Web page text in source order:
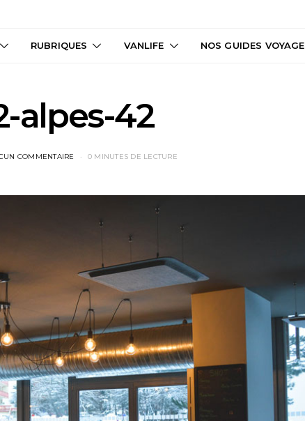
RUBRIQUES VANLIFE NOS GUIDES VOYAGE
alpes-42
COMMENTAIRE 0 MINUTES DE LECTURE